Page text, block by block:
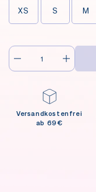
XS S M
Versandkostenfrei
ab 69€